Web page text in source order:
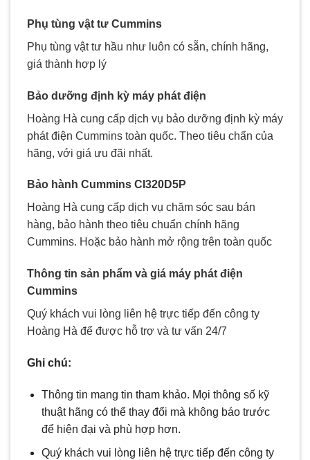
Phụ tùng vật tư Cummins
Phụ tùng vật tư hầu như luôn có sẵn, chính hãng,
giá thành hợp lý
Bảo dưỡng định kỳ máy phát điện
Hoàng Hà cung cấp dịch vụ bảo dưỡng định kỳ máy
phát điện Cummins toàn quốc. Theo tiêu chẩn của
hãng, với giá ưu đãi nhất.
Bảo hành Cummins CI320D5P
Hoàng Hà cung cấp dịch vụ chăm sóc sau bán
hàng, bảo hành theo tiêu chuẩn chính hãng
Cummins. Hoặc bảo hành mở rộng trên toàn quốc
Thông tin sản phẩm và giá máy phát điện
Cummins
Quý khách vui lòng liên hệ trực tiếp đến công ty
Hoàng Hà để được hỗ trợ và tư vấn 24/7
Ghi chú:
Thông tin mang tin tham khảo. Mọi thông số kỹ
thuật hãng có thể thay đổi mà không báo trước
để hiện đại và phù hợp hơn.
Quý khách vui lòng liên hệ trực tiếp đến công ty